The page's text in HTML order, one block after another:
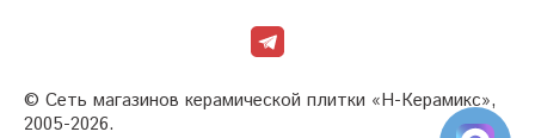
© Сеть магазинов керамической плитки «Н-Керамикс»,
2005-2026.